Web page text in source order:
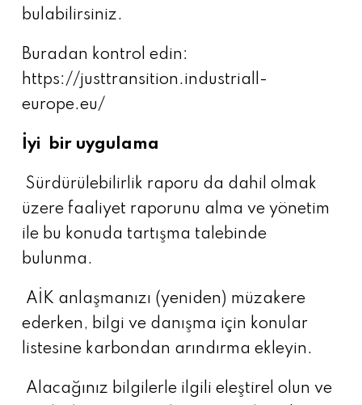
bulabilirsiniz.
Buradan kontrol edin:
https://justtransition.industriall-
europe.eu/
İyi bir uygulama
Sürdürülebilirlik raporu da dahil olmak
üzere faaliyet raporunu alma ve yönetim
ile bu konuda tartışma talebinde
bulunma.
AİK anlaşmanızı (yeniden) müzakere
ederken, bilgi ve danışma için konular
listesine karbondan arındırma ekleyin.
Alacağınız bilgilerle ilgili eleştirel olun ve